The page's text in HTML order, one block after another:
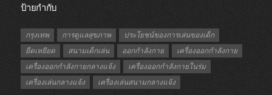
ป้ายกำกับ
กรุงเทพ การดูแลสุขภาพ
ประโยชน์ของการเล่นของเด็ก
ยืดเหยียด
สนามเด็กเล่น ออกกำลังกาย
เครื่องออกกำลังกาย
เครื่องออกกำลังกายกลางแจ้ง
เครื่องออกกำลังกายในร่ม
เครื่องเล่นกลางแจ้ง
เครื่องเล่นสนามกลางแจ้ง